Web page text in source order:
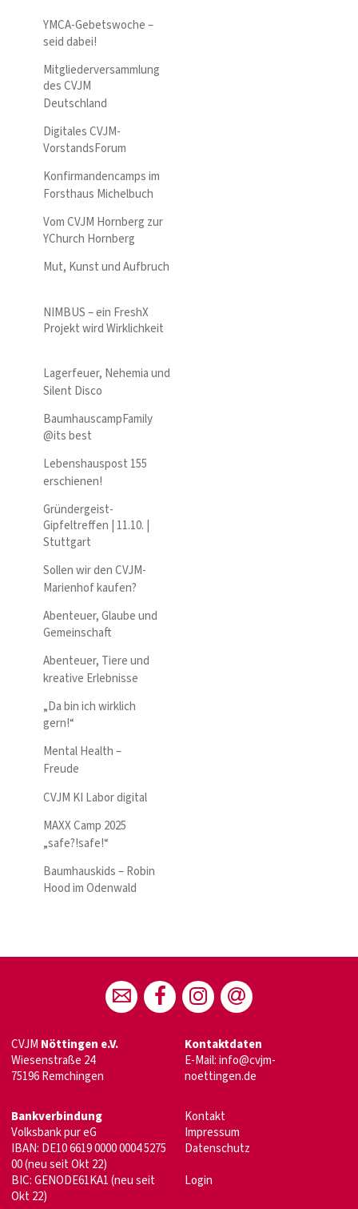
YMCA-Gebetswoche –
seid dabei!
Mitgliederversammlung
des CVJM
Deutschland
Digitales CVJM-
VorstandsForum
Konfirmandencamps im
Forsthaus Michelbuch
Vom CVJM Hornberg zur
YChurch Hornberg
Mut, Kunst und Aufbruch
NIMBUS – ein FreshX
Projekt wird Wirklichkeit
Lagerfeuer, Nehemia und
Silent Disco
BaumhauscampFamily
@its best
Lebenshauspost 155
erschienen!
Gründergeist-
Gipfeltreffen | 11.10. |
Stuttgart
Sollen wir den CVJM-
Marienhof kaufen?
Abenteuer, Glaube und
Gemeinschaft
Abenteuer, Tiere und
kreative Erlebnisse
„Da bin ich wirklich
gern!“
Mental Health –
Freude
CVJM KI Labor digital
MAXX Camp 2025
„safe?!safe!“
Baumhauskids – Robin
Hood im Odenwald
CVJM Nöttingen e.V.
Wiesenstraße 24
75196 Remchingen
Kontaktdaten
E-Mail:info@cvjm-
noettingen.de
Bankverbindung
Volksbank pur eG
IBAN: DE10 6619 0000 0004 5275
00 (neu seit Okt 22)
BIC: GENODE61KA1 (neu seit
Okt 22)
Kontakt
Impressum
Datenschutz
Login